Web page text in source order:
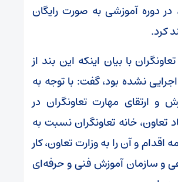
دوره آموزشی به صورت رایگان
کرد.
با بیان اینکه این بند از
نشده بود، گفت: با توجه به
و ارتقای مهارت تعاونگران در
تعاون، خانه تعاونگران نسبت به
اقدام و آن را به وزارت تعاون، کار
و سازمان آموزش فنی و حرفه‌ای